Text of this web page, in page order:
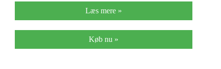
Læs mere »
Køb nu »